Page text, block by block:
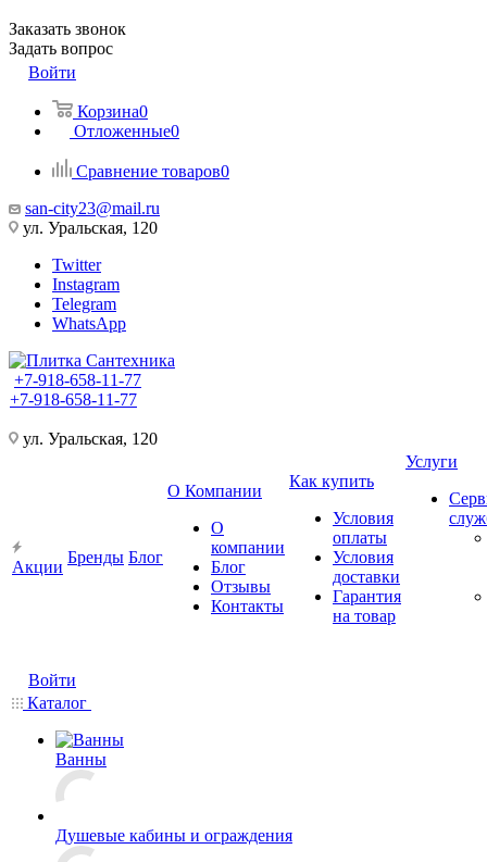
Заказать звонок
Задать вопрос
Войти
Корзина0
Отложенные0
Сравнение товаров0
san-city23@mail.ru
ул. Уральская, 120
Twitter
Instagram
Telegram
WhatsApp
+7-918-658-11-77
+7-918-658-11-77
ул. Уральская, 120
Акции
Бренды Блог
О Компании
О
компании
Блог
Отзывы
Контакты
Как купить
Условия
оплаты
Условия
доставки
Гарантия
на товар
Услуги
Войти
Каталог
Ванны
Душевые кабины и ограждения